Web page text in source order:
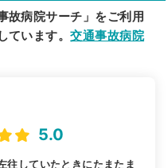
故病院サーチ」をご利用
ています。交通事故病院
5.0
往していたときにたまたま